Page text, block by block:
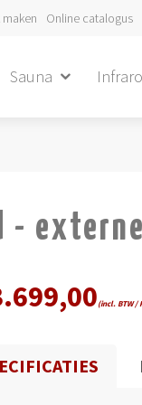
Online catalogus
Sauna
-
(incl. BTW /